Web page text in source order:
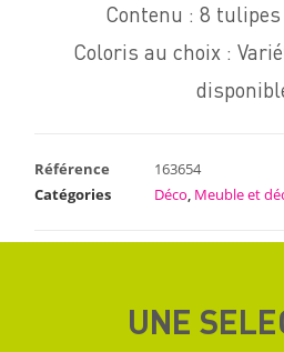
Contenu : 8
Coloris au choix :
Référence
163654
Catégories
Déco, Meuble et
UNE